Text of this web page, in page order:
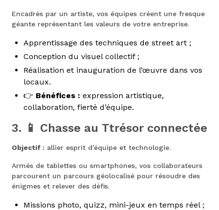
Encadrés par un artiste, vos équipes créent une fresque
géante représentant les valeurs de votre entreprise.
Apprentissage des techniques de street art ;
Conception du visuel collectif ;
Réalisation et inauguration de l’œuvre dans vos
locaux.
👉 Bénéfices : expression artistique,
collaboration, fierté d’équipe.
3. 📱 Chasse au Ttrésor connectée
Objectif : allier esprit d’équipe et technologie.
Armés de tablettes ou smartphones, vos collaborateurs
parcourent un parcours géolocalisé pour résoudre des
énigmes et relever des défis.
Missions photo, quizz, mini-jeux en temps réel ;